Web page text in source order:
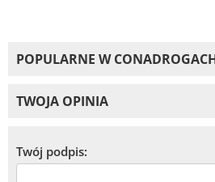
POPULARNE W
TWOJA OPINIA
Twój podpis: